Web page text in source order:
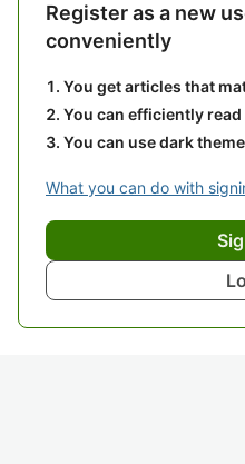
Register as a new
conveniently
You get articles that
You can efficiently
You can use dark theme
What you can do with